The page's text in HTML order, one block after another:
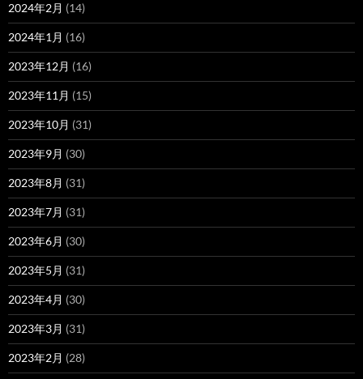
2024年2月 (14)
2024年1月 (16)
2023年12月 (16)
2023年11月 (15)
2023年10月 (31)
2023年9月 (30)
2023年8月 (31)
2023年7月 (31)
2023年6月 (30)
2023年5月 (31)
2023年4月 (30)
2023年3月 (31)
2023年2月 (28)